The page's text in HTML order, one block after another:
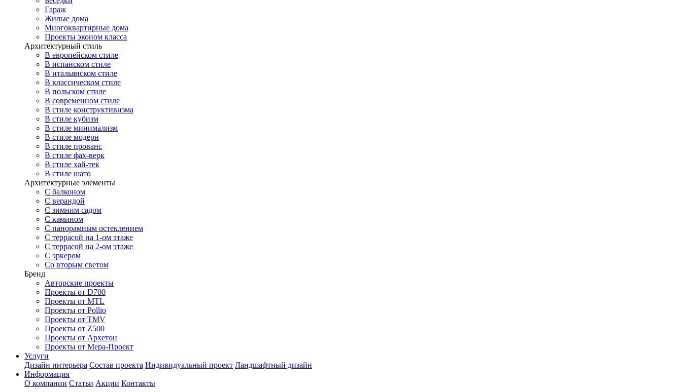
Гараж
Жилые дома
Многоквартирные дома
Проекты эконом класса
Архитектурный стиль
В европейском стиле
В испанском стиле
В итальянском стиле
В классическом стиле
В польском стиле
В современном стиле
В стиле конструктивизма
В стиле кубизм
В стиле минимализм
В стиле модерн
В стиле прованс
В стиле фах-верк
В стиле хай-тек
В стиле шато
Архитектурные элементы
С балконом
С верандой
С зимним садом
С камином
С панорамным остеклением
С террасой на 1-ом этаже
С террасой на 2-ом этаже
С эркером
Со вторым светом
Бренд
Авторские проекты
Проекты от D700
Проекты от MTL
Проекты от Pollio
Проекты от TMV
Проекты от Z500
Проекты от Архетон
Проекты от Мера-Проект
Услуги
Дизайн интерьера Состав проекта Индивидуальный проект Ландшафтный дизайн
Информация
О компании Статьи Акции Контакты